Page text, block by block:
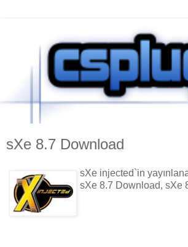
sXe 8.7 Download
sXe injected`in
sXe 8.7 Download, sXe